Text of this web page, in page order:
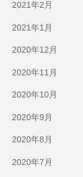
2021年2月
2021年1月
2020年12月
2020年11月
2020年10月
2020年9月
2020年8月
2020年7月